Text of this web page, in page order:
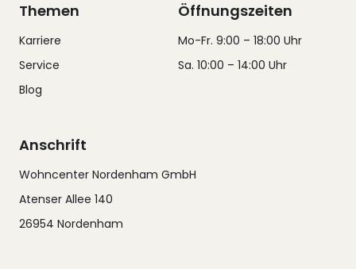
Themen
Karriere
Service
Blog
Öffnungszeiten
Mo-Fr. 9:00 – 18:00 Uhr
Sa. 10:00 – 14:00 Uhr
Anschrift
Wohncenter Nordenham GmbH
Atenser Allee 140
26954 Nordenham